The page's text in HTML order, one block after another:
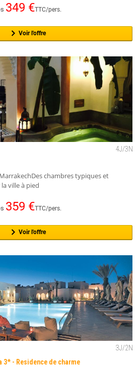
349 €TTC/pers.
Voir l'offre
4J/3N
chambres typiques et
ville à pied
359 €TTC/pers.
Voir l'offre
3J/2N
3* - Residence de charme